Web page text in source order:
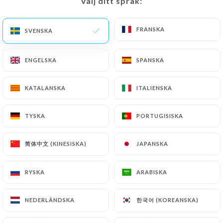
MENY
SVENSKA FRANSKA
ENGELSKA SPANSKA
KATALANSKA ITALIENSKA
TYSKA PORTUGISISKA
简体中文 (KINESISKA) JAPANSKA
RYSKA ARABISKA
NEDERLÄNDSKA 한국어 (KOREANSKA)
HEM/KONTAKT
Kontakt
Le Forest
SVENSKA FRANSKA
ENGELSKA SPANSKA
KATALANSKA ITALIENSKA
TYSKA PORTUGISISKA
简体中文 (KINESISKA) JAPANSKA
RYSKA ARABISKA
NEDERLÄNDSKA 한국어 (KOREANSKA)